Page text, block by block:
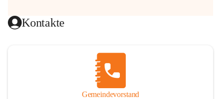
Kontakte
Gemeindevorstand